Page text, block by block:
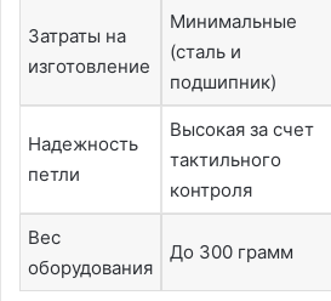
Затраты на
изготовление
Минимальные
(сталь и
подшипник)
Надежность
петли
Высокая за счет
тактильного
контроля
Вес
оборудования
До 300 грамм